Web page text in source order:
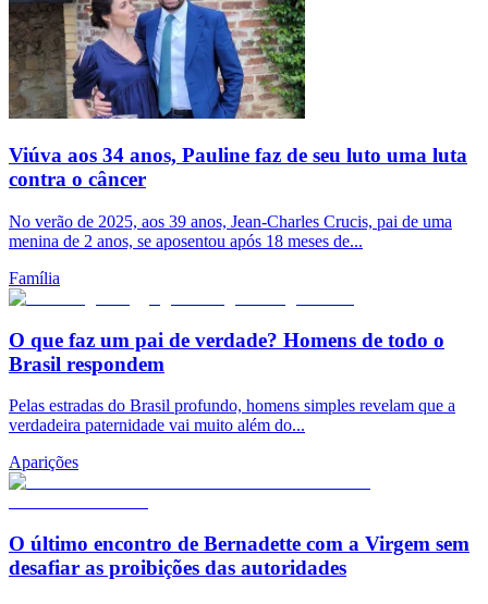
Viúva aos 34 anos, Pauline faz de seu luto uma luta
contra o câncer
No verão de 2025, aos 39 anos, Jean-Charles Crucis, pai de uma
menina de 2 anos, se aposentou após 18 meses de...
Família
O que faz um pai de verdade? Homens de todo o
Brasil respondem
Pelas estradas do Brasil profundo, homens simples revelam que a
verdadeira paternidade vai muito além do...
Aparições
O último encontro de Bernadette com a Virgem sem
desafiar as proibições das autoridades